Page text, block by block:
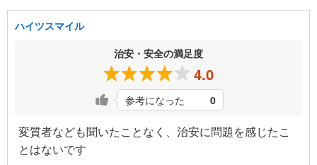
ハイツスマイル
治安・安全の満足度
4.0
参考になった 0
変質者なども聞いたことなく、治安に問題を感じたこ
とはないです